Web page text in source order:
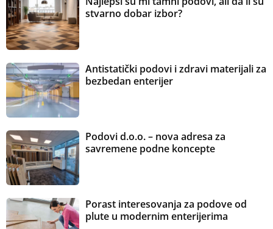
stvarno dobar izbor?
Antistatički podovi i zdravi materijali za
bezbedan enterijer
Podovi d.o.o. – nova adresa za
savremene podne koncepte
Porast interesovanja za podove od
plute u modernim enterijerima